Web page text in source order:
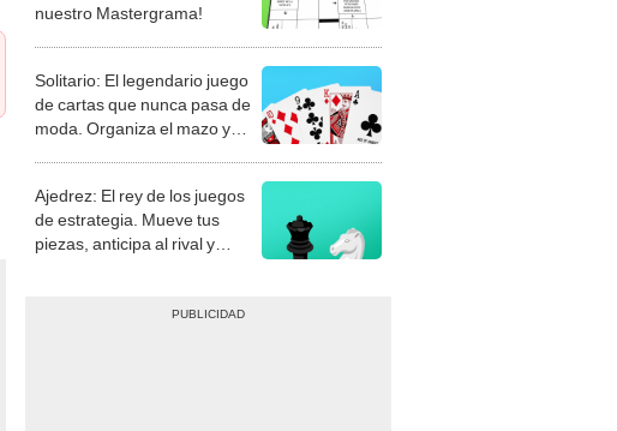
nuestro Mastergrama!
Solitario: El legendario juego
de cartas que nunca pasa de
moda. Organiza el mazo y
Ajedrez: El rey de los juegos
de estrategia. Mueve tus
piezas, anticipa al rival y